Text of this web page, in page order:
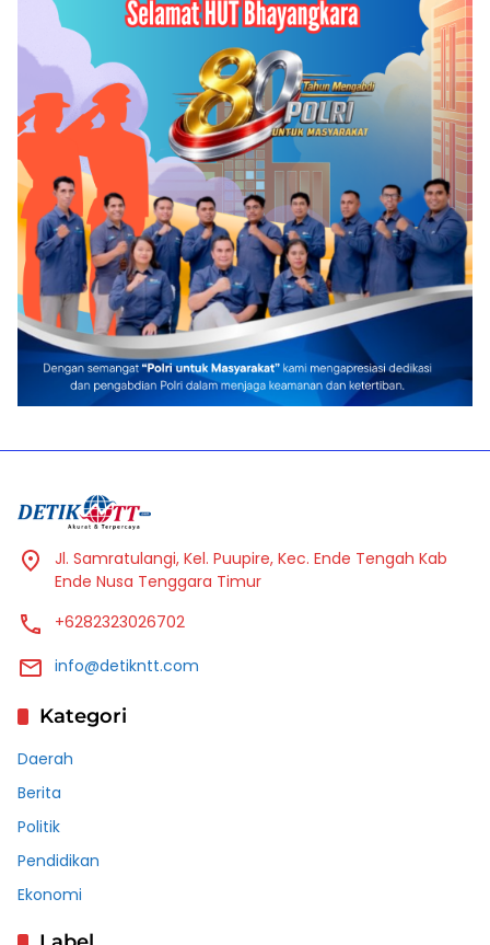
Jl. Samratulangi, Kel. Puupire, Kec. Ende Tengah Kab
Ende Nusa Tenggara Timur
+6282323026702
info@detikntt.com
Kategori
Daerah
Berita
Politik
Pendidikan
Ekonomi